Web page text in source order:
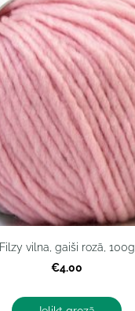
Filzy vilna, gaiši rozā, 100g
€4.00